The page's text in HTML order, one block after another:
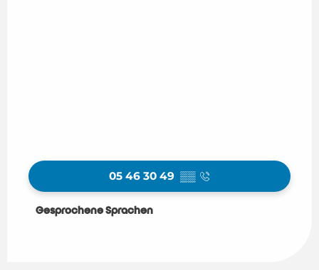
05 46 30 49 ▒▒
Gesprochene Sprachen
Gesprochene Sprachen